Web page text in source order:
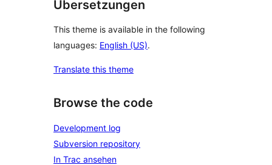
Übersetzungen
This theme is available in the following
languages: English (US).
Translate this theme
Browse the code
Development log
Subversion repository
In Trac ansehen